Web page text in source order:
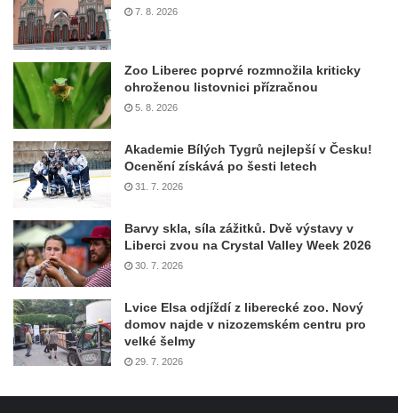
7. 8. 2026
Zoo Liberec poprvé rozmnožila kriticky
ohroženou listovnici přízračnou
5. 8. 2026
Akademie Bílých Tygrů nejlepší v Česku!
Ocenění získává po šesti letech
31. 7. 2026
Barvy skla, síla zážitků. Dvě výstavy v
Liberci zvou na Crystal Valley Week 2026
30. 7. 2026
Lvice Elsa odjíždí z liberecké zoo. Nový
domov najde v nizozemském centru pro
velké šelmy
29. 7. 2026